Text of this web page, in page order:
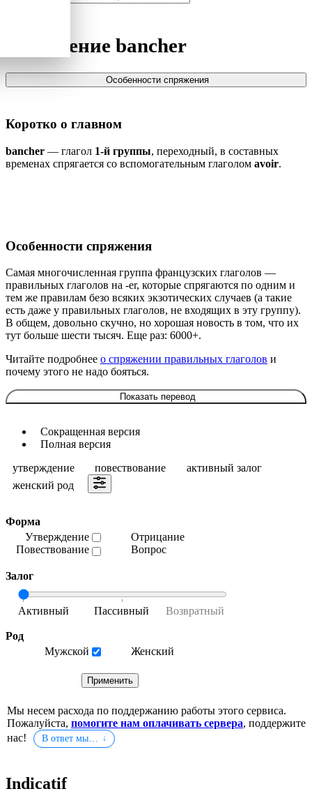
Спряжение bancher
Особенности спряжения
Коротко о главном
bancher — глагол 1-й группы, переходный, в составных
временах спрягается со вспомогательным глаголом avoir.
Особенности спряжения
Самая многочисленная группа французских глаголов —
правильных глаголов на -er, которые спрягаются по одним и
тем же правилам безо всяких экзотических случаев (а такие
есть даже у правильных глаголов, не входящих в эту группу).
В общем, довольно скучно, но хорошая новость в том, что их
тут больше шести тысяч. Еще раз: 6000+.
Читайте подробнее о спряжении правильных глаголов и
почему этого не надо бояться.
Показать перевод
Сокращенная версия
Полная версия
утверждение
повествование
активный залог
женский род
Форма
Утверждение
Повествование
Отрицание
Вопрос
Залог
Род
Мужской
Женский
Мы несем расхода по поддержанию работы этого сервиса.
Пожалуйста, помогите нам оплачивать сервера, поддержите
нас!
В ответ мы…
Indicatif